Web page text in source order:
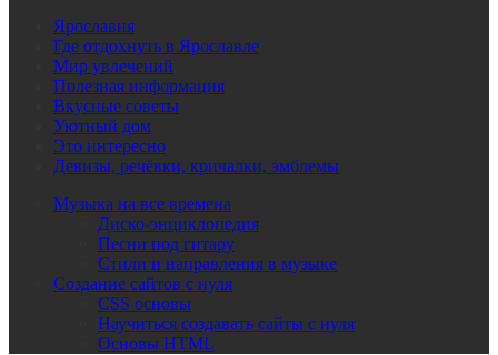
Ярославия
Где отдохнуть в Ярославле
Мир увлечений
Полезная информация
Вкусные советы
Уютный дом
Это интересно
Девизы, речёвки, кричалки, эмблемы
Музыка на все времена
Диско-энциклопедия
Песни под гитару
Стили и направления в музыке
Создание сайтов с нуля
CSS основы
Научиться создавать сайты с нуля
Основы HTML